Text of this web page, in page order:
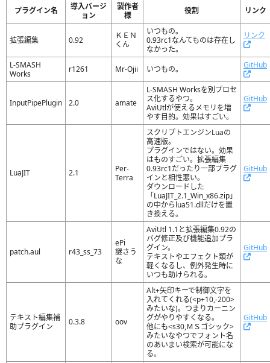
プラグイン名
導入バージ
ョン
製作者
様
役割 リンク
拡張編集 0.92
ＫＥＮ
くん
いつもの。
0.93rc1なんてものは存在し
なかった。
リンク
L-SMASH
Works
r1261 Mr-Ojii いつもの。 GitHub
InputPipePlugin 2.0 amate
L-SMASH Worksを別プロセ
ス化するやつ。
AviUtlが使えるメモリを増
やす目的。効果はすごい。
GitHub
LuaJIT 2.1
Per-
Terra
スクリプトエンジンLuaの
高速版。
プラグインではない。効果
はものすごい。拡張編集
0.93rc1だったり一部プラグ
インと相性悪い。
ダウンロードした
「LuaJIT_2.1_Win_x86.zip」
の中からlua51.dllだけを置
き換える。
GitHub
patch.aul r43_ss_73
ePi
謎さう
な
AviUtl 1.1と拡張編集0.92の
バグ修正及び機能追加プラ
グイン。
テキストやエフェクト類が
軽くなるし、例外発生時に
いつも助けられる。
GitHub
テキスト編集補
助プラグイン
0.3.8 oov
Alt+矢印キーで制御文字を
入れてくれる(<p+10,-200>
みたいな)。つまりカーニン
グがやりやすくなる。
他にも<s30,ＭＳゴシック>
みたいなやつでフォント名
のあいまい検索が可能にな
る。
GitHub